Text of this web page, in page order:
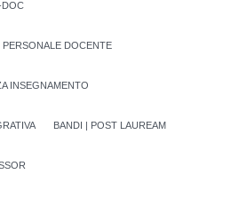
DOC
DOCENTE
INSEGNAMENTO
BANDI | POST LAUREAM